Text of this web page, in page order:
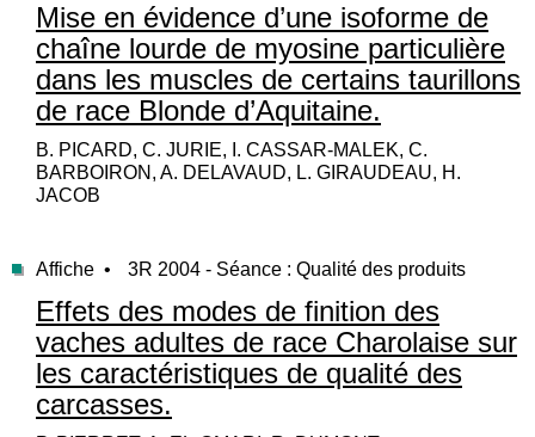
Mise en évidence d’une isoforme de
chaîne lourde de myosine particulière
dans les muscles de certains taurillons
de race Blonde d’Aquitaine.
B. PICARD, C. JURIE, I. CASSAR-MALEK, C.
BARBOIRON, A. DELAVAUD, L. GIRAUDEAU, H.
JACOB
Affiche • 3R 2004 - Séance : Qualité des produits
Effets des modes de finition des
vaches adultes de race Charolaise sur
les caractéristiques de qualité des
carcasses.